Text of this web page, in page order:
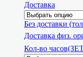
Доставка
Без доставки
Доставка физ.
Кол-во